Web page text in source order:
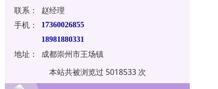
联系：
赵经理
手机：
17360026855
18981880331
地址：
成都崇州市王场镇
本站共被浏览过 5018533 次